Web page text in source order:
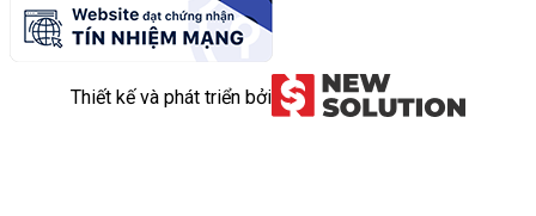
Thiết kế và phát triển bởi